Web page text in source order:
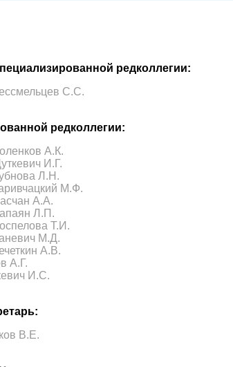
редколлегии:
С.С.
редколлегии:
А.К.
И.Г.
Л.Н.
М.Ф.
А.А.
Л.П.
Т.И.
М.Д.
А.В.
А.Г.
И.С.
В.Е.